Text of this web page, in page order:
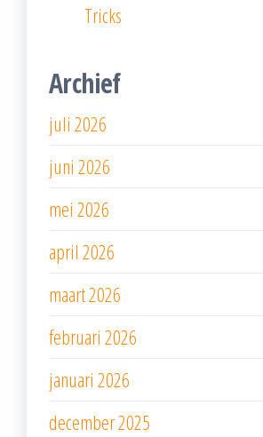
Tricks
Archief
juli 2026
juni 2026
mei 2026
april 2026
maart 2026
februari 2026
januari 2026
december 2025